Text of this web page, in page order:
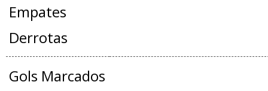
Empates
Derrotas
Gols Marcados